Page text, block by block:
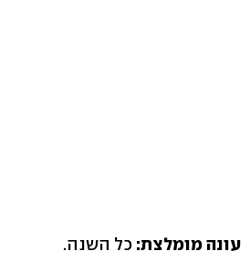
עונה מומלצת: כל השנה.